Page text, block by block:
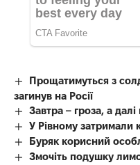
Прощатимуться з
загинув на Росії
Завтра – гроза, а
У Рівному затримали
Буряк корисний
Змочіть подушку